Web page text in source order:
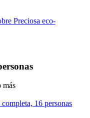
Preciosa eco-
más
16 personas